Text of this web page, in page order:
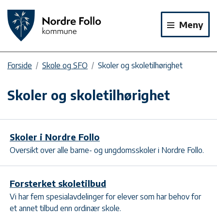
Meny
Forside Skole og SFO Skoler og skoletilhørighet
Skoler og skoletilhørighet
Skoler i Nordre Follo
Oversikt over alle barne- og ungdomsskoler i Nordre Follo.
Forsterket skoletilbud
Vi har fem spesialavdelinger for elever som har behov for
et annet tilbud enn ordinær skole.